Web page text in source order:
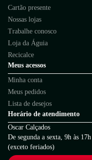
Cartão presente
Nossas lojas
Trabalhe conosco
Loja da Águia
Recicalce
Meus acessos
Minha conta
Meus pedidos
Lista de desejos
Horário de atendimento
Oscar Calçados
De segunda a sexta, 9h às 17h
(exceto feriados)